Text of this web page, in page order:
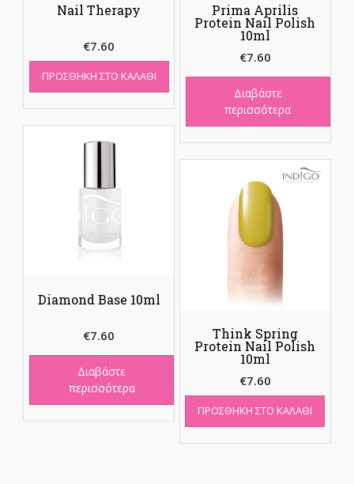
Nail Therapy
€7.60
ΠΡΟΣΘΉΚΗ ΣΤΟ ΚΑΛΆΘΙ
Prima Aprilis
Protein Nail Polish
10ml
€7.60
Διαβάστε
περισσότερα
Diamond Base 10ml
€7.60
Διαβάστε
περισσότερα
Think Spring
Protein Nail Polish
10ml
€7.60
ΠΡΟΣΘΉΚΗ ΣΤΟ ΚΑΛΆΘΙ